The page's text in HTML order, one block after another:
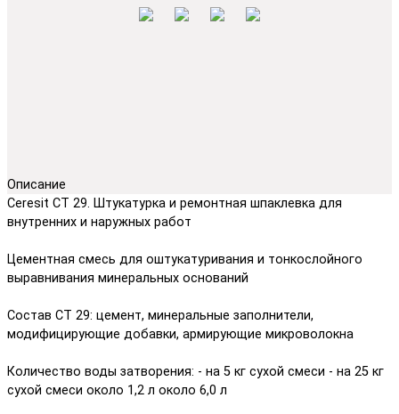
Описание
Ceresit CT 29. Штукатурка и ремонтная шпаклевка для
внутренних и наружных работ
Цементная смесь для оштукатуривания и тонкослойного
выравнивания минеральных оснований
Состав CT 29: цемент, минеральные заполнители,
модифицирующие добавки, армирующие микроволокна
Количество воды затворения: - на 5 кг сухой смеси - на 25 кг
сухой смеси около 1,2 л около 6,0 л